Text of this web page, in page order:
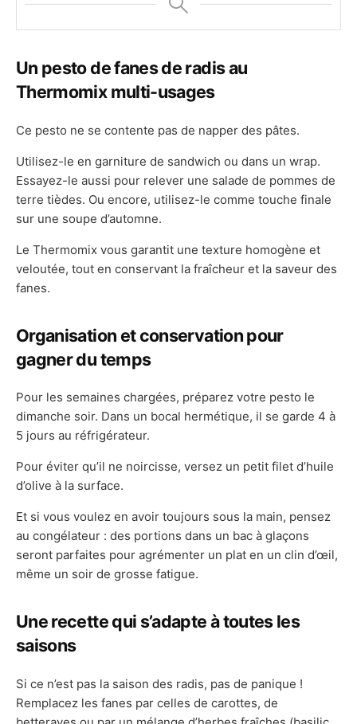
Un pesto de fanes de radis au
Thermomix multi-usages
Ce pesto ne se contente pas de napper des pâtes.
Utilisez-le en garniture de sandwich ou dans un wrap.
Essayez-le aussi pour relever une salade de pommes de
terre tièdes. Ou encore, utilisez-le comme touche finale
sur une soupe d’automne.
Le Thermomix vous garantit une texture homogène et
veloutée, tout en conservant la fraîcheur et la saveur des
fanes.
Organisation et conservation pour
gagner du temps
Pour les semaines chargées, préparez votre pesto le
dimanche soir. Dans un bocal hermétique, il se garde 4 à
5 jours au réfrigérateur.
Pour éviter qu’il ne noircisse, versez un petit filet d’huile
d’olive à la surface.
Et si vous voulez en avoir toujours sous la main, pensez
au congélateur : des portions dans un bac à glaçons
seront parfaites pour agrémenter un plat en un clin d’œil,
même un soir de grosse fatigue.
Une recette qui s’adapte à toutes les
saisons
Si ce n’est pas la saison des radis, pas de panique !
Remplacez les fanes par celles de carottes, de